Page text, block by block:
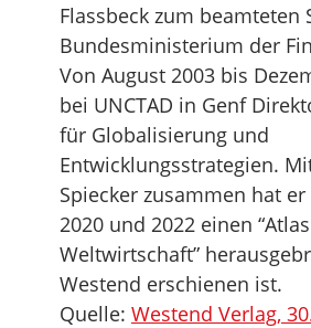
Flassbeck zum beamteten
Bundesministerium der
Von August 2003 bis
bei UNCTAD in Genf
für Globalisierung und
Entwicklungsstrategien.
Spiecker zusammen hat
2020 und 2022 einen
Weltwirtschaft”
Westend erschienen ist.
Quelle: Westend Verlag,